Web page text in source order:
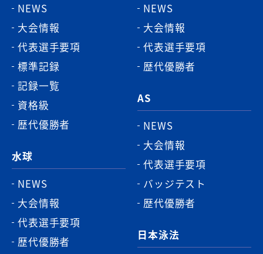
NEWS
大会情報
代表選手要項
標準記録
記録一覧
資格級
歴代優勝者
水球
NEWS
大会情報
代表選手要項
歴代優勝者
NEWS
大会情報
代表選手要項
歴代優勝者
AS
NEWS
大会情報
代表選手要項
バッジテスト
歴代優勝者
日本泳法